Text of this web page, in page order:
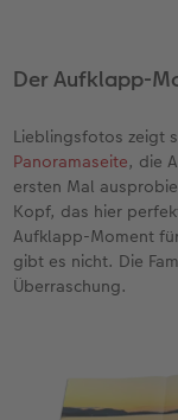
Der Aufklapp-
Lieblingsfotos zeigt
Panoramaseite, die
ersten Mal
Kopf, das hier
Aufklapp-Moment
gibt es nicht. Die
Überraschung.